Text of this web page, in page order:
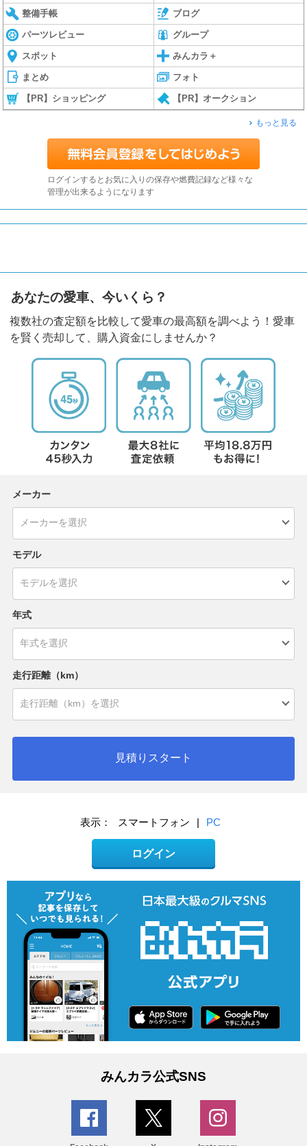
整備手帳 ブログ
パーツレビュー グループ
スポット みんカラ＋
まとめ フォト
【PR】ショッピング 【PR】オークション
もっと見る
ログインするとお気に入りの保存や燃費記録など様々な
管理が出来るようになります
あなたの愛車、今いくら？
複数社の査定額を比較して愛車の最高額を調べよう！愛車
を賢く売却して、購入資金にしませんか？
メーカー
モデル
年式
走行距離（km）
見積りスタート
表示： スマートフォン | PC
ログイン
みんカラ公式SNS